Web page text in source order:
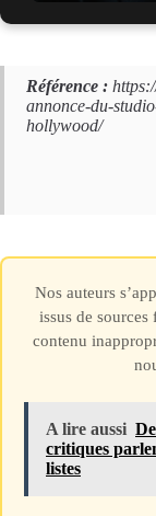
Référence :
annonce-du-
hollywood/
Nos auteurs
issus de
contenu
A lire aussi
critiques
listes